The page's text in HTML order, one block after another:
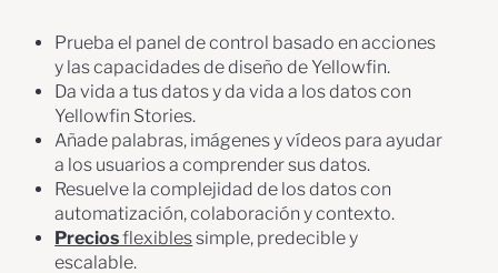
Prueba el panel de control basado en acciones
y las capacidades de diseño de Yellowfin.
Da vida a tus datos y da vida a los datos con
Yellowfin Stories.
Añade palabras, imágenes y vídeos para ayudar
a los usuarios a comprender sus datos.
Resuelve la complejidad de los datos con
automatización, colaboración y contexto.
Preciosflexiblessimple, predecible y
escalable.